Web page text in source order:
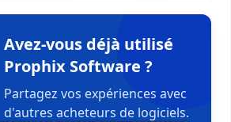
Avez-vous déjà utilisé
Prophix Software ?
Partagez vos expériences avec
d'autres acheteurs de logiciels.